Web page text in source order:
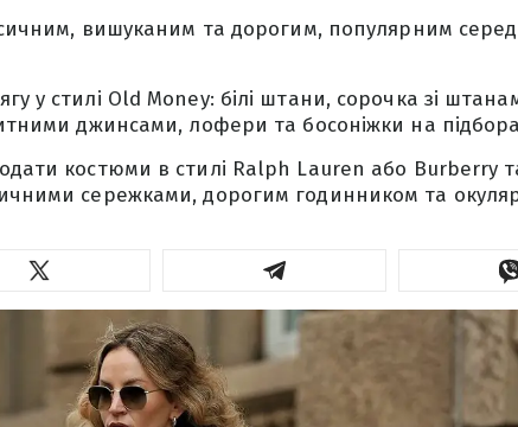
вишуканим та дорогим, популярним
у стилі Old Money: білі штани, сорочка зі
джинсами, лофери та босоніжки на
костюми в стилі Ralph Lauren або Burberry
сережками, дорогим годинником та